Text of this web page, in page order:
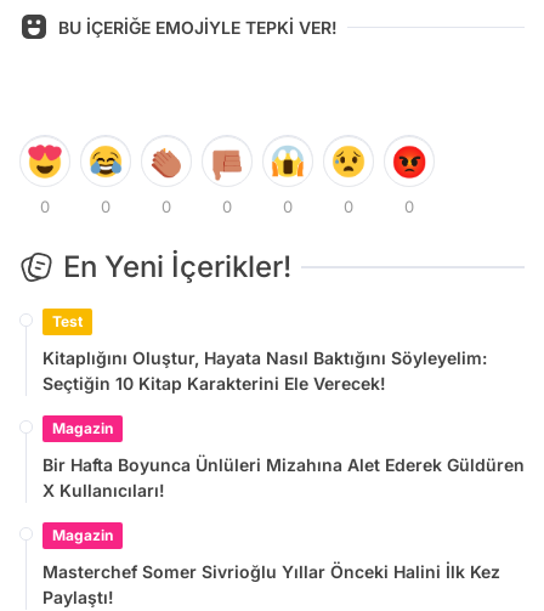
BU İÇERİĞE EMOJİYLE TEPKİ VER!
0 0 0 0 0 0 0
En Yeni İçerikler!
Test
Kitaplığını Oluştur, Hayata Nasıl Baktığını Söyleyelim:
Seçtiğin 10 Kitap Karakterini Ele Verecek!
Magazin
Bir Hafta Boyunca Ünlüleri Mizahına Alet Ederek Güldüren
X Kullanıcıları!
Magazin
Masterchef Somer Sivrioğlu Yıllar Önceki Halini İlk Kez
Paylaştı!